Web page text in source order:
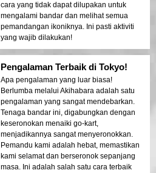
cara yang tidak dapat dilupakan untuk
mengalami bandar dan melihat semua
pemandangan ikoniknya. Ini pasti aktiviti
yang wajib dilakukan!
Pengalaman Terbaik di Tokyo!
Apa pengalaman yang luar biasa!
Berlumba melalui Akihabara adalah satu
pengalaman yang sangat mendebarkan.
Tenaga bandar ini, digabungkan dengan
keseronokan menaiki go-kart,
menjadikannya sangat menyeronokkan.
Pemandu kami adalah hebat, memastikan
kami selamat dan berseronok sepanjang
masa. Ini adalah salah satu cara terbaik